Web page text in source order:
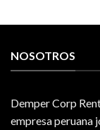
NOSOTROS
Demper Corp
empresa peruana